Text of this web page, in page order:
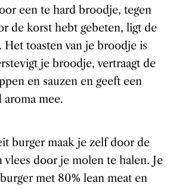
een te hard broodje, tegen
de korst hebt gebeten, ligt de
Het toasten van je broodje is
je broodje, vertraagt de
en sauzen en geeft een
mee.
burger maak je zelf door de
vlees door je molen te halen. Je
met 80% lean meat en